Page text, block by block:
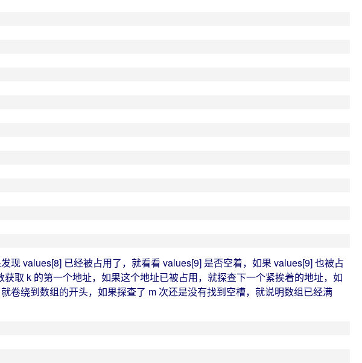
values[8] 已经被占用了，就看看 values[9] 是否空着，如果 values[9] 也被占
取 k 的第一个地址，如果这个地址已被占用，就探查下一个紧挨着的地址，如
卷绕到数组的开头，如果探查了 m 次还是没有找到空槽，就说明数组已经满